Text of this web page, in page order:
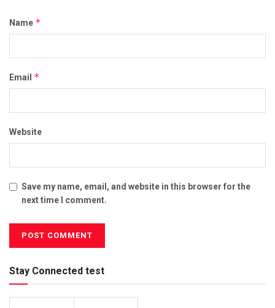
Name *
Email *
Website
Save my name, email, and website in this browser for the
next time I comment.
Stay Connected test